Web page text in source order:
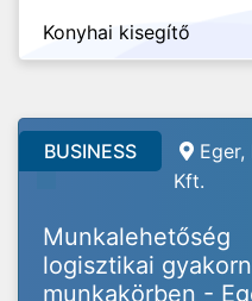
Konyhai kisegítő
BUSINESS
Kft.
Munkalehetőség
logisztikai
munkakörben -